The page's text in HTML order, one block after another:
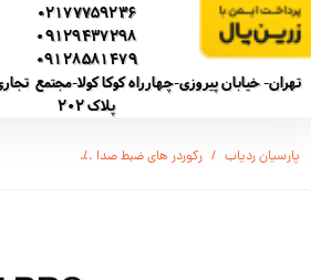
02177759236
09129437298
09128581479
پلاک 202
پارسیان ردیاب رکوردر های ضبط صدا